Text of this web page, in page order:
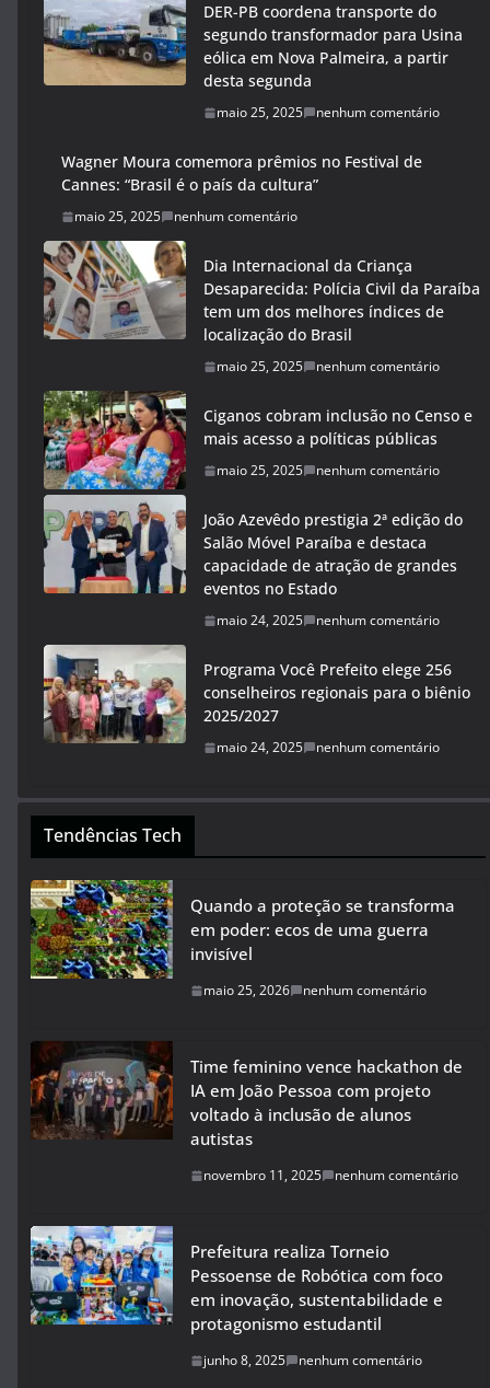
DER-PB coordena transporte do
segundo transformador para Usina
eólica em Nova Palmeira, a partir
desta segunda
maio 25, 2025 nenhum comentário
Wagner Moura comemora prêmios no Festival de
Cannes: “Brasil é o país da cultura”
maio 25, 2025 nenhum comentário
Dia Internacional da Criança
Desaparecida: Polícia Civil da Paraíba
tem um dos melhores índices de
localização do Brasil
maio 25, 2025 nenhum comentário
Ciganos cobram inclusão no Censo e
mais acesso a políticas públicas
maio 25, 2025 nenhum comentário
João Azevêdo prestigia 2ª edição do
Salão Móvel Paraíba e destaca
capacidade de atração de grandes
eventos no Estado
maio 24, 2025 nenhum comentário
Programa Você Prefeito elege 256
conselheiros regionais para o biênio
2025/2027
maio 24, 2025 nenhum comentário
Tendências Tech
Quando a proteção se transforma
em poder: ecos de uma guerra
invisível
maio 25, 2026 nenhum comentário
Time feminino vence hackathon de
IA em João Pessoa com projeto
voltado à inclusão de alunos
autistas
novembro 11, 2025 nenhum comentário
Prefeitura realiza Torneio
Pessoense de Robótica com foco
em inovação, sustentabilidade e
protagonismo estudantil
junho 8, 2025 nenhum comentário